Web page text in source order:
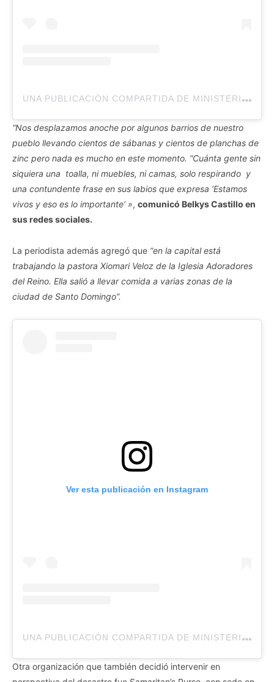
U
NA PUBLICACIÓN COMPARTIDA DE MINISTERIO INTERNACIONAL EMAUS (@MIESRD)
“Nos desplazamos anoche por algunos barrios de nuestro
pueblo llevando cientos de sábanas y cientos de planchas de
zinc pero nada es mucho en este momento. “Cuánta gente sin
siquiera una toalla, ni muebles, ni camas, solo respirando y
una contundente frase en sus labios que expresa ‘Estamos
vivos y eso es lo importante’ », comunicó Belkys Castillo en
sus redes sociales.
La periodista además agregó que “en la capital está
trabajando la pastora Xiomari Veloz de la Iglesia Adoradores
del Reino. Ella salió a llevar comida a varias zonas de la
ciudad de Santo Domingo”.
Ver esta publicación en Instagram
U
NA PUBLICACIÓN COMPARTIDA DE MINISTERIO INTERNACIONAL EMAUS (@MIESRD)
Otra organización que también decidió intervenir en